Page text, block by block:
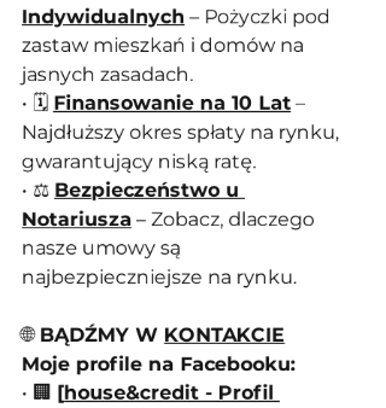
Indywidualnych – Pożyczki pod
zastaw mieszkań i domów na
jasnych zasadach.
• 🗓️ Finansowanie na 10 Lat –
Najdłuższy okres spłaty na rynku,
gwarantujący niską ratę.
• ⚖️ Bezpieczeństwo u
Notariusza – Zobacz, dlaczego
nasze umowy są
najbezpieczniejsze na rynku.
🌐 BĄDŹMY W KONTAKCIE
Moje profile na Facebooku:
• 🏢 [house&credit - Profil